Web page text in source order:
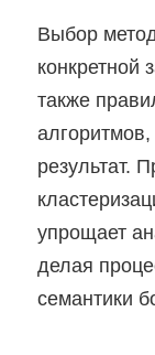
Выбор
конкретной
также
результат.
упрощает
делая
семантики